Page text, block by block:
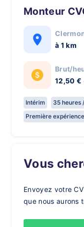
Monteur
à 1 km
Brut/
12,50 €
Intérim
35 heures
Première
Vous
Envoyez votre
que nous aurons